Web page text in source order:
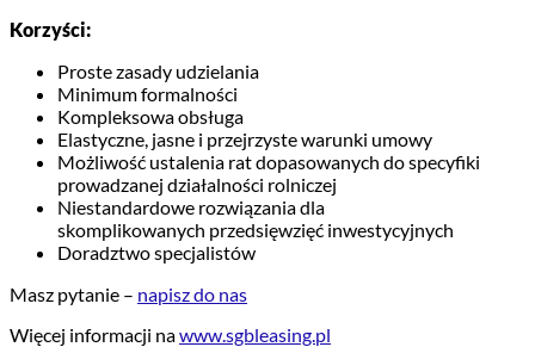
Korzyści:
Proste zasady udzielania
Minimum formalności
Kompleksowa obsługa
Elastyczne, jasne i przejrzyste warunki umowy
Możliwość ustalenia rat dopasowanych do specyfiki
prowadzanej działalności rolniczej
Niestandardowe rozwiązania dla
skomplikowanych przedsięwzięć inwestycyjnych
Doradztwo specjalistów
Masz pytanie – napisz do nas
Więcej informacji nawww.sgbleasing.pl